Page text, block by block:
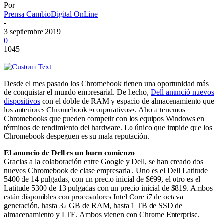
Por
Prensa CambioDigital OnLine
-
3 septiembre 2019
0
1045
Desde el mes pasado los Chromebook tienen una oportunidad más
de conquistar el mundo empresarial. De hecho, Dell anunció nuevos
dispositivos con el doble de RAM y espacio de almacenamiento que
los anteriores Chromebook «corporativos». Ahora tenemos
Chromebooks que pueden competir con los equipos Windows en
términos de rendimiento del hardware. Lo único que impide que los
Chromebook despeguen es su mala reputación.
El anuncio de Dell es un buen comienzo
Gracias a la colaboración entre Google y Dell, se han creado dos
nuevos Chromebook de clase empresarial. Uno es el Dell Latitude
5400 de 14 pulgadas, con un precio inicial de $699, el otro es el
Latitude 5300 de 13 pulgadas con un precio inicial de $819. Ambos
están disponibles con procesadores Intel Core i7 de octava
generación, hasta 32 GB de RAM, hasta 1 TB de SSD de
almacenamiento y LTE. Ambos vienen con Chrome Enterprise.